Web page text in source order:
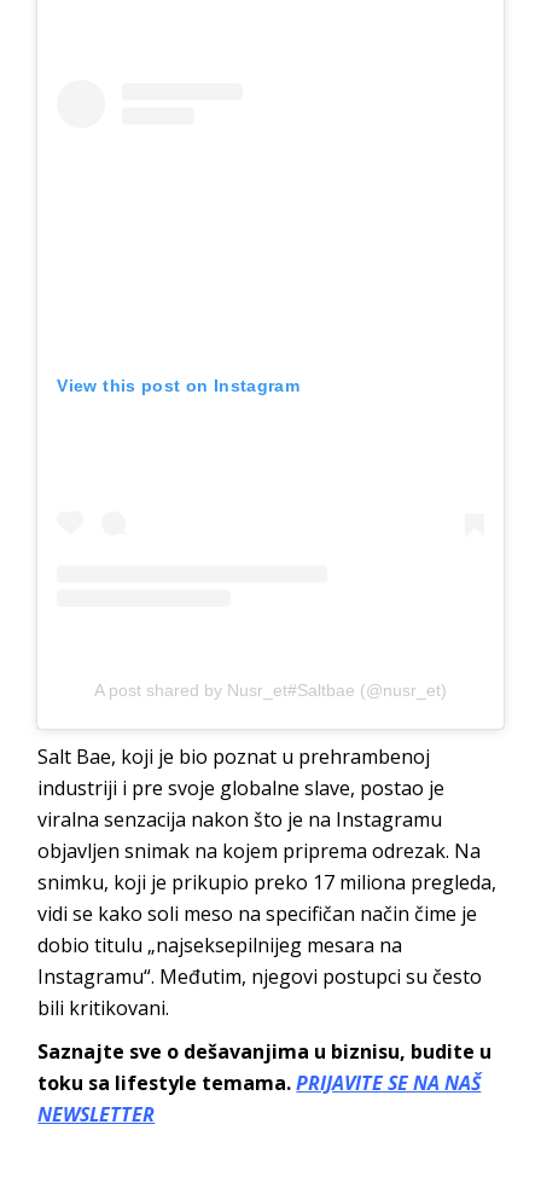
View this post on Instagram
A post shared by Nusr_et#Saltbae (@nusr_et)
Salt Bae, koji je bio poznat u prehrambenoj
industriji i pre svoje globalne slave, postao je
viralna senzacija nakon što je na Instagramu
objavljen snimak na kojem priprema odrezak. Na
snimku, koji je prikupio preko 17 miliona pregleda,
vidi se kako soli meso na specifičan način čime je
dobio titulu „najseksepilnijeg mesara na
Instagramu“. Međutim, njegovi postupci su često
bili kritikovani.
Saznajte sve o dešavanjima u biznisu, budite u
toku sa lifestyle temama.PRIJAVITE SE NA NAŠ
NEWSLETTER